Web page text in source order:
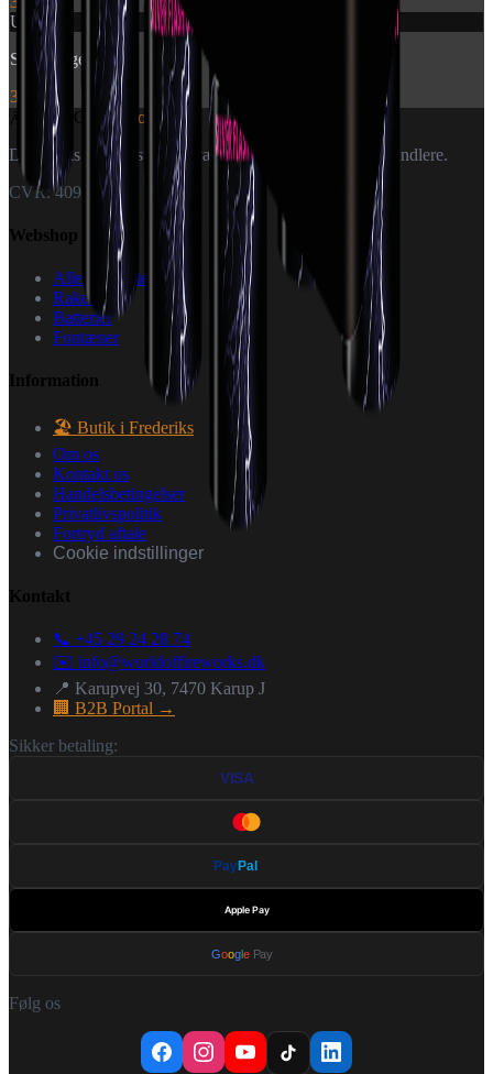
Udsolgt
Silver Tiger Tails
399 kr.
🎆
World Of
Fireworks
Danmarks specialister i fyrværkeri — til private og forhandlere.
CVR: 40926151
Webshop
Alle produkter
Raketter
Batterier
Fontæner
Information
🏖️ Butik i Frederiks
Om os
Kontakt os
Handelsbetingelser
Privatlivspolitik
Fortryd aftale
Cookie indstillinger
Kontakt
📞 +45 29 24 28 74
✉️ info@worldoffireworks.dk
📍 Karupvej 30, 7470 Karup J
🏢 B2B Portal →
Sikker betaling:
VISA
PayPal
Apple Pay
Google Pay
Følg os